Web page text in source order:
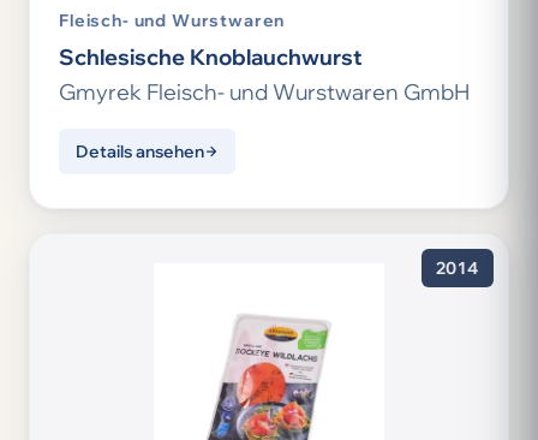
Fleisch- und Wurstwaren
Schlesische Knoblauchwurst
Gmyrek Fleisch- und Wurstwaren GmbH
Details ansehen
2014